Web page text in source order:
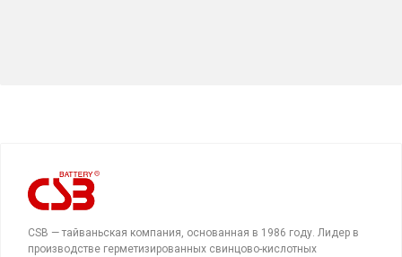
CSB — тайваньская компания, основанная в 1986 году. Лидер в
производстве герметизированных свинцово-кислотных